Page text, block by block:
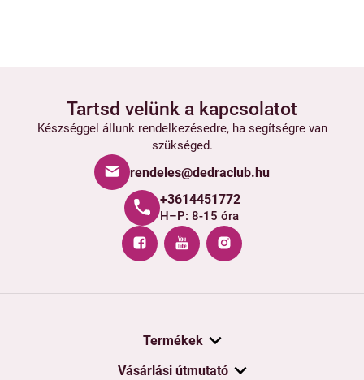
Tartsd velünk a kapcsolatot
Készséggel állunk rendelkezésedre, ha segítségre van
szükséged.
rendeles@dedraclub.hu
+3614451772
H–P: 8-15 óra
Termékek
Vásárlási útmutató